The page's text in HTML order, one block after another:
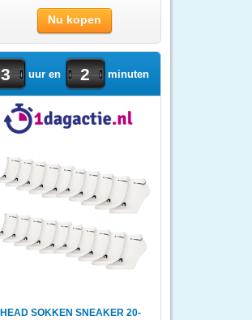
Nu kopen
3 uur en 2 minuten
HEAD SOKKEN SNEAKER 20-